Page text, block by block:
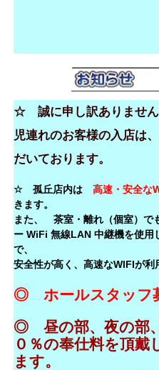
☆ 誠に申し訳ありません
児連れのお客様の入店は
だいております。
☆ 孤丘店内は 高速・安全な
きます。
また、 茶室・離れ（個室）で
ー WiFi 無線LAN 中継機を使用
で、
安全性が高く、高速なWIFIが利
◎ ホールスタッフ
◎ 昼の部、夜の部
０％の奉仕料を頂戴
ます。